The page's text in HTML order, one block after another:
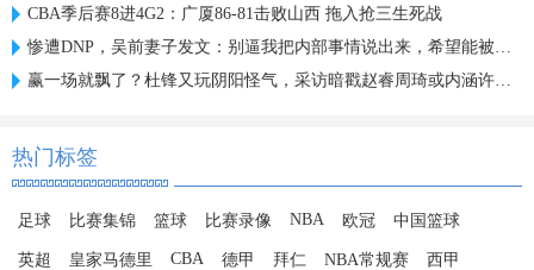
CBA季后赛8进4G2：广厦86-81击败山西 拖入抢三生死战
惨遭DNP，吴前妻子发文：别逼我把内部事情说出来，希望能被尊重
赢一场就飘了？杜锋又玩阴阳怪气，采访暗戳赵睿周琦或内涵许利民
热门标签
足球 比赛集锦 篮球 比赛录像 NBA 欧冠 中国篮球
英超 皇家马德里 CBA 德甲 拜仁 NBA常规赛 西甲